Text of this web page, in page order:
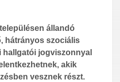
állandó
hátrányos szociális
hallgatói jogviszonnyal
akik
vesznek részt.